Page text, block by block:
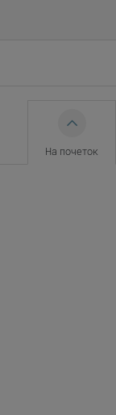
На почеток